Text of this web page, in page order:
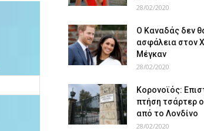
28/02/2020
Ο Καναδάς δεν
ασφάλεια στον
Μέγκαν
28/02/2020
Κορονοϊός:
πτήση τσάρτερ
από το Λονδίνο
28/02/2020